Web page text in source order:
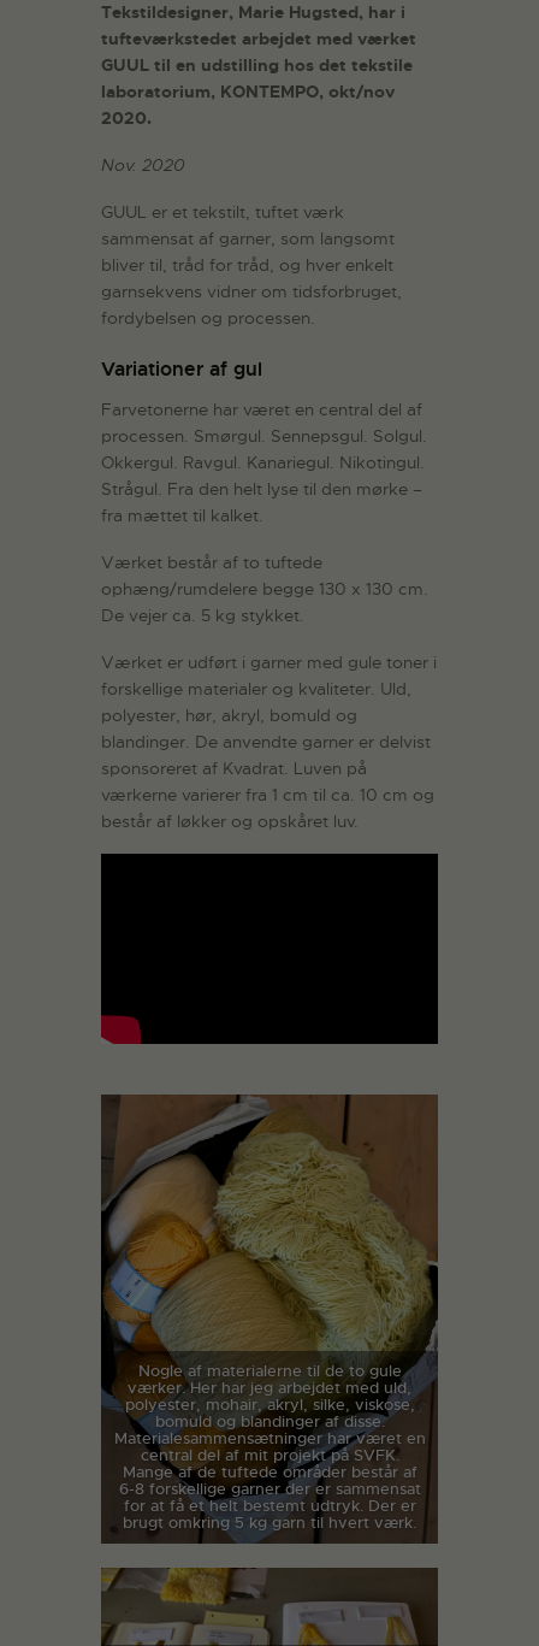
Tekstildesigner, Marie Hugsted, har i
tufteværkstedet arbejdet med værket
GUUL til en udstilling hos det tekstile
laboratorium, KONTEMPO, okt/nov
2020.
Nov. 2020
GUUL er et tekstilt, tuftet værk
sammensat af garner, som langsomt
bliver til, tråd for tråd, og hver enkelt
garnsekvens vidner om tidsforbruget,
fordybelsen og processen.
Variationer af gul
Farvetonerne har været en central del af
processen. Smørgul. Sennepsgul. Solgul.
Okkergul. Ravgul. Kanariegul. Nikotingul.
Strågul. Fra den helt lyse til den mørke –
fra mættet til kalket.
Værket består af to tuftede
ophæng/rumdelere begge 130 x 130 cm.
De vejer ca. 5 kg stykket.
Værket er udført i garner med gule toner i
forskellige materialer og kvaliteter. Uld,
polyester, hør, akryl, bomuld og
blandinger. De anvendte garner er delvist
sponsoreret af Kvadrat. Luven på
værkerne varierer fra 1 cm til ca. 10 cm og
består af løkker og opskåret luv.
Nogle af materialerne til de to gule
værker. Her har jeg arbejdet med uld,
polyester, mohair, akryl, silke, viskose,
bomuld og blandinger af disse.
Materialesammensætninger har været en
central del af mit projekt på SVFK.
Mange af de tuftede områder består af
6-8 forskellige garner der er sammensat
for at få et helt bestemt udtryk. Der er
brugt omkring 5 kg garn til hvert værk.